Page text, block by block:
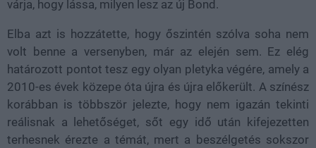
várja, hogy lássa, milyen lesz az új Bond.
Elba azt is hozzátette, hogy őszintén szólva soha nem
volt benne a versenyben, már az elején sem. Ez elég
határozott pontot tesz egy olyan pletyka végére, amely a
2010-es évek közepe óta újra és újra előkerült. A színész
korábban is többször jelezte, hogy nem igazán tekinti
reálisnak a lehetőséget, sőt egy idő után kifejezetten
terhesnek érezte a témát, mert a beszélgetés sokszor